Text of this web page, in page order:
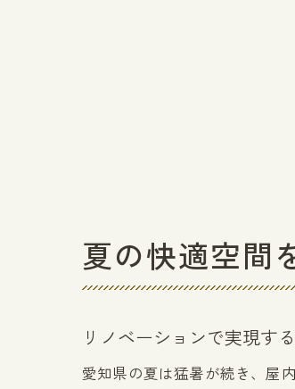
夏の快適空間
リノベーションで実現す
愛知県の夏は猛暑が続き、屋